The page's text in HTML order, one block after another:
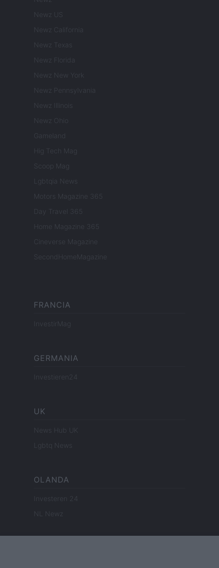
Newz US
Newz California
Newz Texas
Newz Florida
Newz New York
Newz Pennsylvania
Newz Illinois
Newz Ohio
Gameland
Hig Tech Mag
Scoop Mag
Lgbtqia News
Motors Magazine 365
Day Travel 365
Home Magazine 365
Cineverse Magazine
SecondHomeMagazine
FRANCIA
InvestirMag
GERMANIA
Investieren24
UK
News Hub UK
Lgbtq News
OLANDA
Investeren 24
NL Newz